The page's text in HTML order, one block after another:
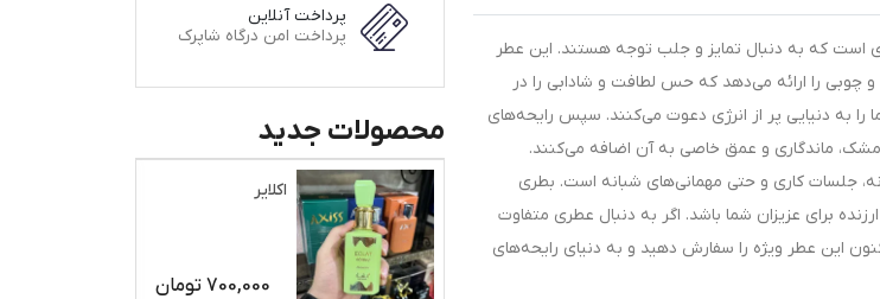
است که به دنبال تمایز و جلب توجه هستند. این عطر
و چوبی را ارائه می‌دهد که حس لطافت و شادابی را در
را به دنیایی پر از انرژی دعوت می‌کنند. سپس رایحه‌های
ماندگاری و عمق خاصی به آن اضافه می‌کنند.
جلسات کاری و حتی مهمانی‌های شبانه است. بطری
برای عزیزان شما باشد. اگر به دنبال عطری متفاوت
این عطر ویژه را سفارش دهید و به دنیای رایحه‌های
پرداخت آنلاین
پرداخت امن درگاه شاپرک
محصولات جدید
اکلایر
700,000 تومان